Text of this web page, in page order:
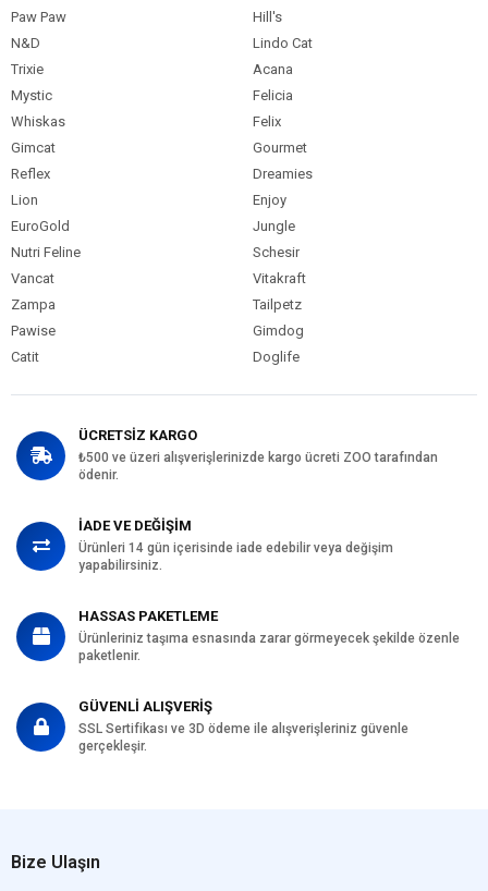
Paw Paw
Hill's
N&D
Lindo Cat
Trixie
Acana
Mystic
Felicia
Whiskas
Felix
Gimcat
Gourmet
Reflex
Dreamies
Lion
Enjoy
EuroGold
Jungle
Nutri Feline
Schesir
Vancat
Vitakraft
Zampa
Tailpetz
Pawise
Gimdog
Catit
Doglife
ÜCRETSİZ KARGO
₺500 ve üzeri alışverişlerinizde kargo ücreti ZOO tarafından
ödenir.
İADE VE DEĞİŞİM
Ürünleri 14 gün içerisinde iade edebilir veya değişim
yapabilirsiniz.
HASSAS PAKETLEME
Ürünleriniz taşıma esnasında zarar görmeyecek şekilde özenle
paketlenir.
GÜVENLİ ALIŞVERİŞ
SSL Sertifikası ve 3D ödeme ile alışverişleriniz güvenle
gerçekleşir.
Bize Ulaşın